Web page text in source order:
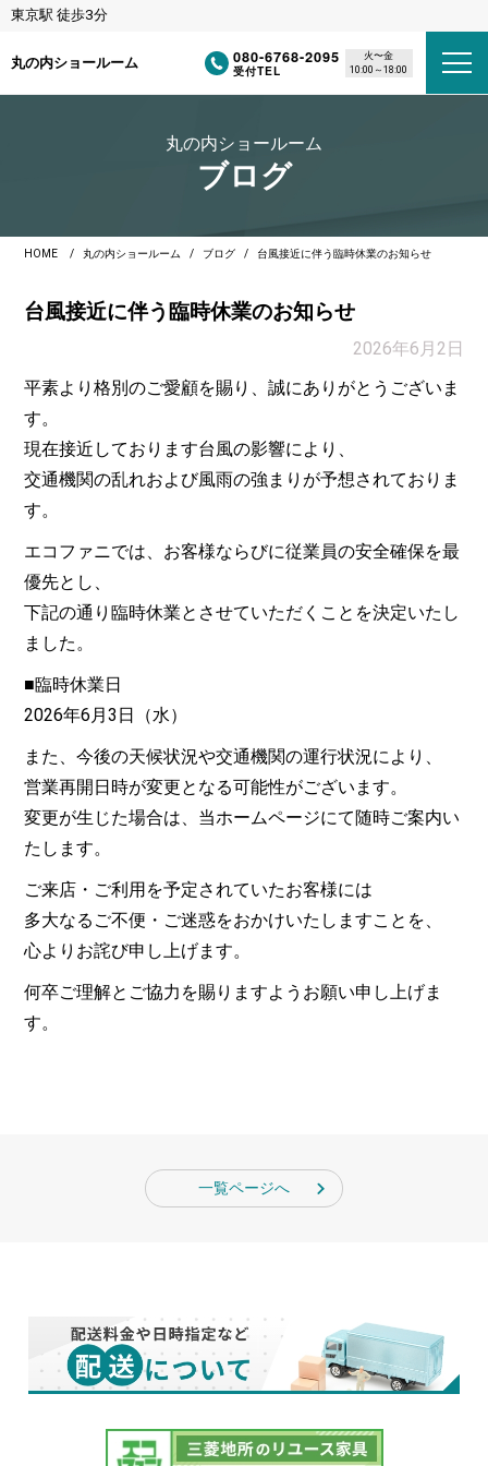
東京駅 徒歩3分
丸の内ショールーム 080-6768-2095
受付TEL
火〜金
10:00～18:00
丸の内ショールーム
ブログ
HOME 丸の内ショールーム ブログ 台風接近に伴う臨時休業のお知らせ
台風接近に伴う臨時休業のお知らせ
2026年6月2日
平素より格別のご愛顧を賜り、誠にありがとうございま
す。
現在接近しております台風の影響により、
交通機関の乱れおよび風雨の強まりが予想されておりま
す。
エコファニでは、お客様ならびに従業員の安全確保を最
優先とし、
下記の通り臨時休業とさせていただくことを決定いたし
ました。
■臨時休業日
2026年6月3日（水）
また、今後の天候状況や交通機関の運行状況により、
営業再開日時が変更となる可能性がございます。
変更が生じた場合は、当ホームページにて随時ご案内い
たします。
ご来店・ご利用を予定されていたお客様には
多大なるご不便・ご迷惑をおかけいたしますことを、
心よりお詫び申し上げます。
何卒ご理解とご協力を賜りますようお願い申し上げま
す。
一覧ページへ